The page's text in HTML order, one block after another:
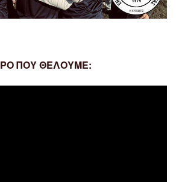
ΠΟΥ ΘΕΛΟΥΜΕ: